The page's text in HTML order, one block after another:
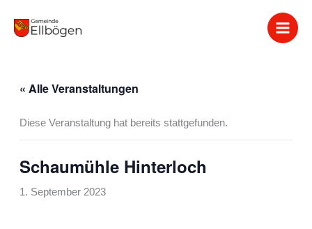
Inhalt
« Alle Veranstaltungen
Diese Veranstaltung hat bereits stattgefunden.
Schaumühle Hinterloch
1. September 2023